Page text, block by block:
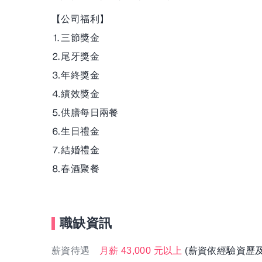
【公司福利】
⒈三節獎金
⒉尾牙獎金
⒊年終獎金
⒋績效獎金
⒌供膳每日兩餐
⒍生日禮金
⒎結婚禮金
⒏春酒聚餐
職缺資訊
薪資待遇 月薪 43,000 元以上 (薪資依經驗資歷